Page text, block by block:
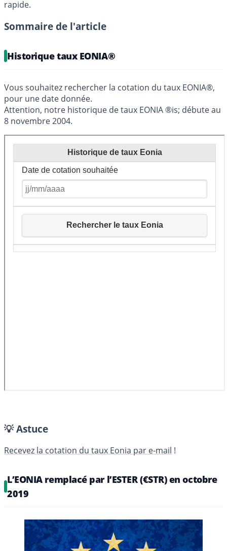
rapide.
Sommaire de l'article
Historique taux EONIA®
Vous souhaitez rechercher la cotation du taux EONIA®,
pour une date donnée.
Attention, notre historique de taux EONIA ®is; débute au
8 novembre 2004.
💡 Astuce
Recevez la cotation du taux Eonia par e-mail !
L’EONIA remplacé par l’ESTER (€STR) en octobre
2019